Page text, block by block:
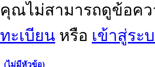
คุณไม่สามารถดูข้อค
ทะเบียน หรือ เข้าสู่ระ
(ไม่มีหัวข้อ)